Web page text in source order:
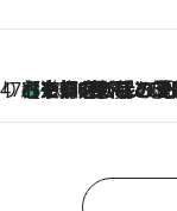
47都道府県の手みやげ ひんやりスイーツで夏
2026.8.7
【京都府】この夏絶対食べたい 冷やしておいしいおやつ3選 ひと口目